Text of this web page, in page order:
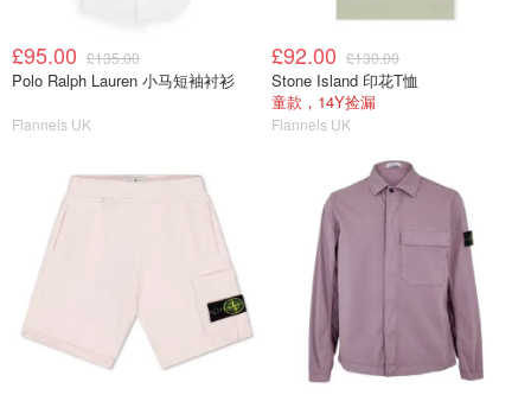
£95.00 £135.00
Polo Ralph Lauren 小马短袖衬衫
Flannels UK
£92.00 £130.00
Stone Island 印花T恤
童款，14Y捡漏
Flannels UK